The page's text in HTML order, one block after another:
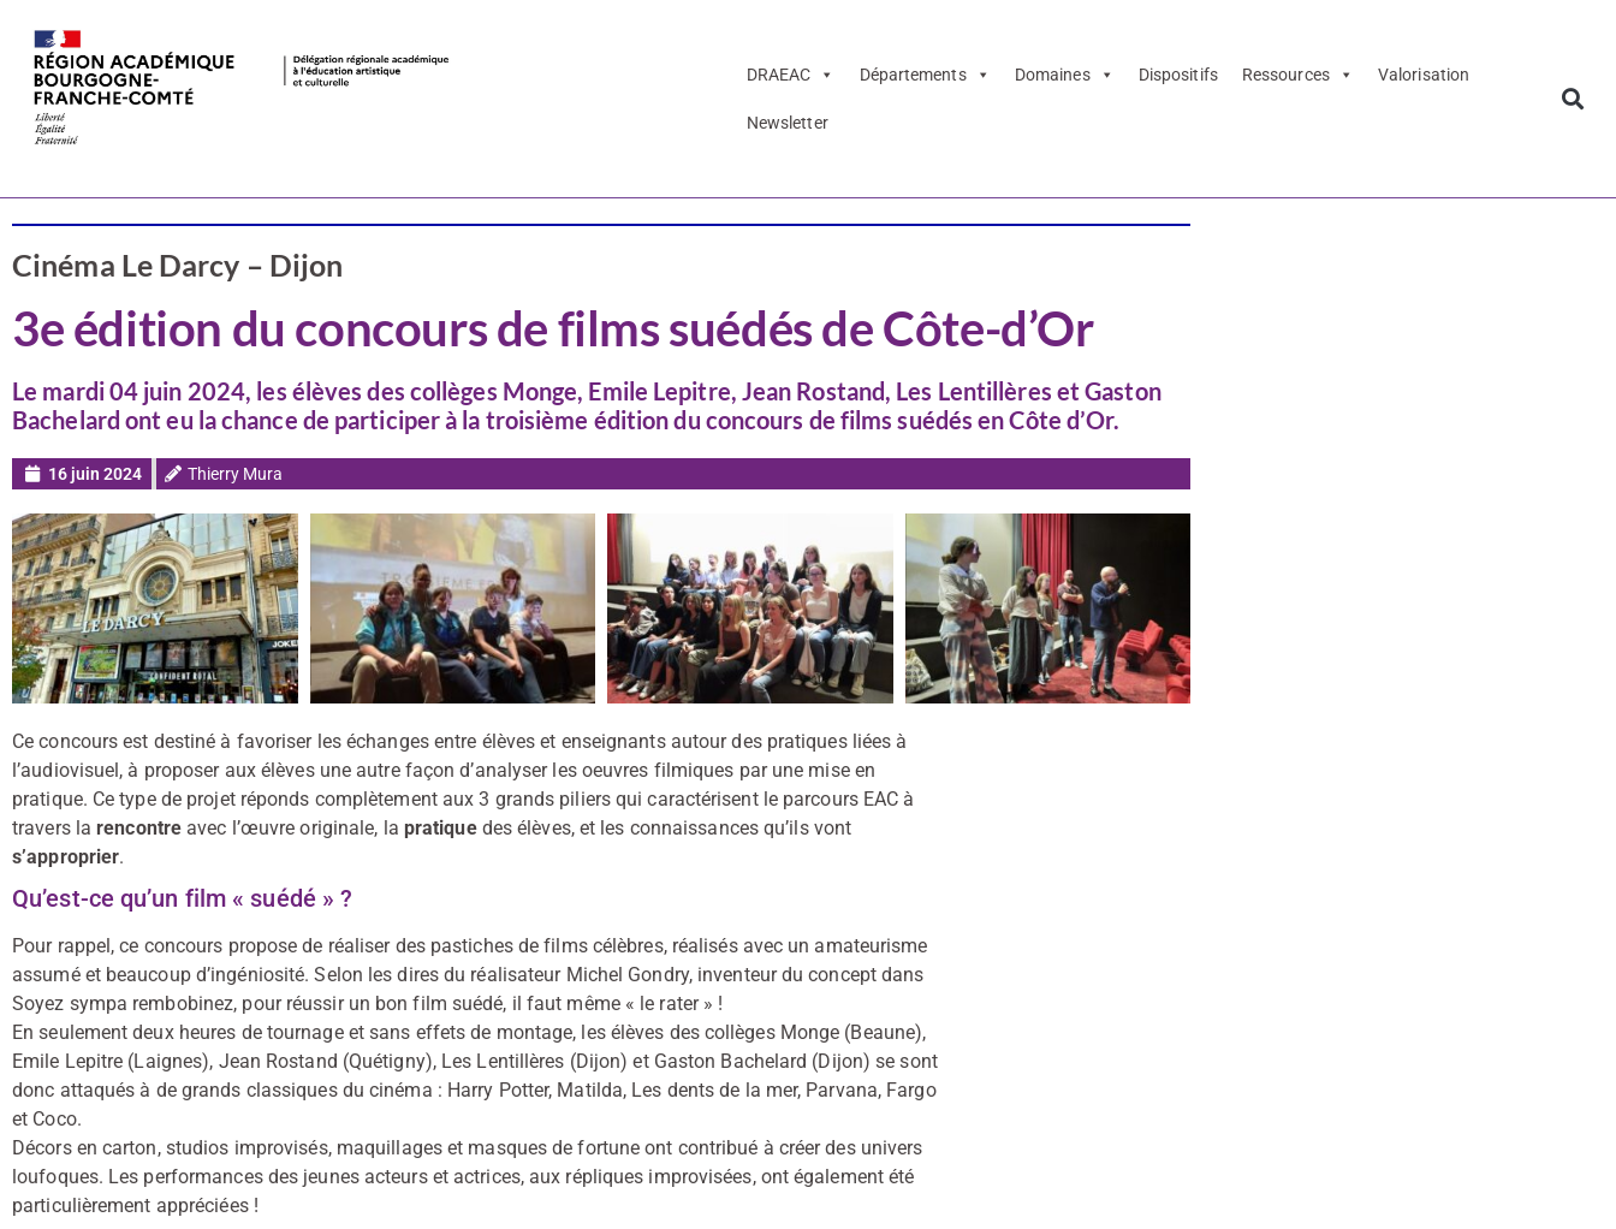
DRAEAC Départements Domaines Dispositifs Ressources Valorisation
Newsletter
Cinéma Le Darcy – Dijon
3e édition du concours de films suédés de Côte-d’Or
Le mardi 04 juin 2024, les élèves des collèges Monge, Emile Lepitre, Jean Rostand, Les Lentillères et Gaston
Bachelard ont eu la chance de participer à la troisième édition du concours de films suédés en Côte d’Or.
16 juin 2024 Thierry Mura
Ce concours est destiné à favoriser les échanges entre élèves et enseignants autour des pratiques liées à
l’audiovisuel, à proposer aux élèves une autre façon d’analyser les oeuvres filmiques par une mise en
pratique. Ce type de projet réponds complètement aux 3 grands piliers qui caractérisent le parcours EAC à
travers larencontre avec l’œuvre originale, la pratiquedes élèves, et les connaissances qu’ils vont
s’approprier.
Qu’est-ce qu’un film « suédé » ?
Pour rappel, ce concours propose de réaliser des pastiches de films célèbres, réalisés avec un amateurisme
assumé et beaucoup d’ingéniosité. Selon les dires du réalisateur Michel Gondry, inventeur du concept dans
Soyez sympa rembobinez, pour réussir un bon film suédé, il faut même « le rater » !
En seulement deux heures de tournage et sans effets de montage, les élèves des collèges Monge (Beaune),
Emile Lepitre (Laignes), Jean Rostand (Quétigny), Les Lentillères (Dijon) et Gaston Bachelard (Dijon) se sont
donc attaqués à de grands classiques du cinéma : Harry Potter, Matilda, Les dents de la mer, Parvana, Fargo
et Coco.
Décors en carton, studios improvisés, maquillages et masques de fortune ont contribué à créer des univers
loufoques. Les performances des jeunes acteurs et actrices, aux répliques improvisées, ont également été
particulièrement appréciées !